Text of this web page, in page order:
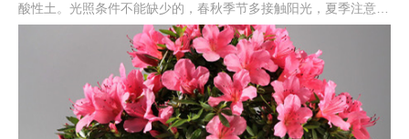
酸性土。光照条件不能缺少的，春秋季节多接触阳光，夏季注意遮
阳，冬季保持全光照。还需做好水肥管理，保证好充足水分，春秋
生长期隔三五天浇次水，开花前追施磷钾肥。生长养护中适当修
剪，剪除掉黄叶、枯叶等，能减少养分消耗，促使开花。